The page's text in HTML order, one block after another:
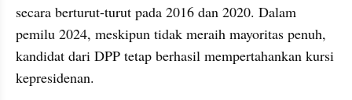
secara berturut-turut pada 2016 dan 2020. Dalam
pemilu 2024, meskipun tidak meraih mayoritas penuh,
kandidat dari DPP tetap berhasil mempertahankan kursi
kepresidenan.